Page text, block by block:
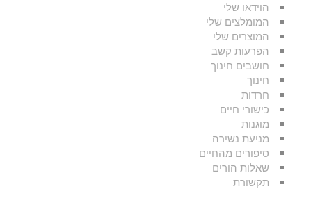
הוידאו שלי
המומלצים שלי
המוצרים שלי
הפרעות קשב
חושבים חינוך
חינוך
חרדות
כישורי חיים
מוגנות
מניעת נשירה
סיפורים מהחיים
שאלות הורים
תקשורת